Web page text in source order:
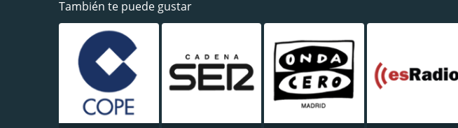
También te puede gustar